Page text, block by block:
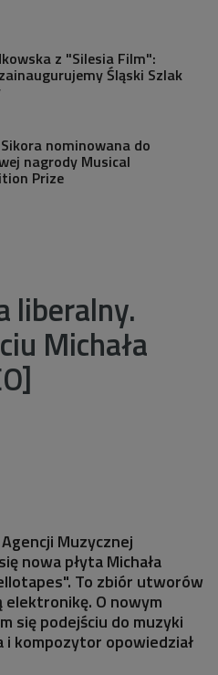
z "Silesia Film":
Śląski Szlak
nominowana do
nagrody Musical
Prize
liberalny.
Michała
Muzycznej
nowa płyta Michała
To zbiór utworów
O nowym
się podejściu do muzyki
kompozytor opowiedział